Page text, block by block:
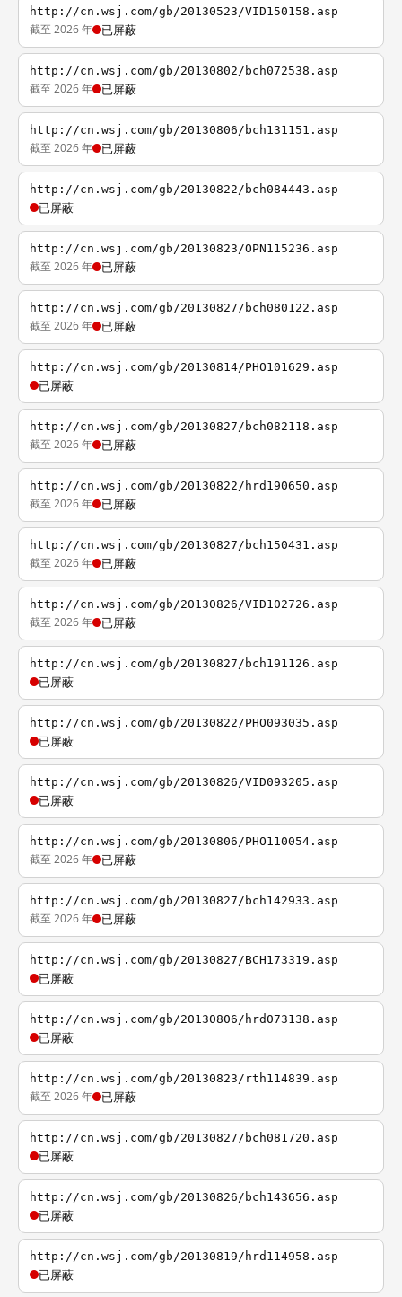
http://cn.wsj.com/gb/20130523/VID150158.asp
截至 2026 年 已屏蔽
http://cn.wsj.com/gb/20130802/bch072538.asp
截至 2026 年 已屏蔽
http://cn.wsj.com/gb/20130806/bch131151.asp
截至 2026 年 已屏蔽
http://cn.wsj.com/gb/20130822/bch084443.asp
已屏蔽
http://cn.wsj.com/gb/20130823/OPN115236.asp
截至 2026 年 已屏蔽
http://cn.wsj.com/gb/20130827/bch080122.asp
截至 2026 年 已屏蔽
http://cn.wsj.com/gb/20130814/PHO101629.asp
已屏蔽
http://cn.wsj.com/gb/20130827/bch082118.asp
截至 2026 年 已屏蔽
http://cn.wsj.com/gb/20130822/hrd190650.asp
截至 2026 年 已屏蔽
http://cn.wsj.com/gb/20130827/bch150431.asp
截至 2026 年 已屏蔽
http://cn.wsj.com/gb/20130826/VID102726.asp
截至 2026 年 已屏蔽
http://cn.wsj.com/gb/20130827/bch191126.asp
已屏蔽
http://cn.wsj.com/gb/20130822/PHO093035.asp
已屏蔽
http://cn.wsj.com/gb/20130826/VID093205.asp
已屏蔽
http://cn.wsj.com/gb/20130806/PHO110054.asp
截至 2026 年 已屏蔽
http://cn.wsj.com/gb/20130827/bch142933.asp
截至 2026 年 已屏蔽
http://cn.wsj.com/gb/20130827/BCH173319.asp
已屏蔽
http://cn.wsj.com/gb/20130806/hrd073138.asp
已屏蔽
http://cn.wsj.com/gb/20130823/rth114839.asp
截至 2026 年 已屏蔽
http://cn.wsj.com/gb/20130827/bch081720.asp
已屏蔽
http://cn.wsj.com/gb/20130826/bch143656.asp
已屏蔽
http://cn.wsj.com/gb/20130819/hrd114958.asp
已屏蔽